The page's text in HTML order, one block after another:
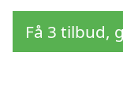
Få 3 tilbud,